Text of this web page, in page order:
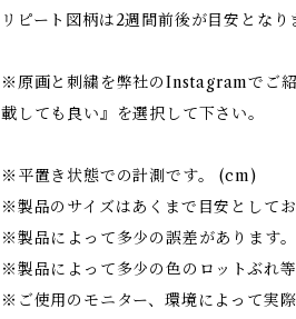
リピート図柄は2週間前後が目安となり
※原画と刺繍を弊社のInstagramでご
載しても良い』を選択して下さい。
※平置き状態での計測です。 (cm)
※製品のサイズはあくまで目安としてお
※製品によって多少の誤差があります。
※製品によって多少の色のロットぶれ等
※ご使用のモニター、環境によって実